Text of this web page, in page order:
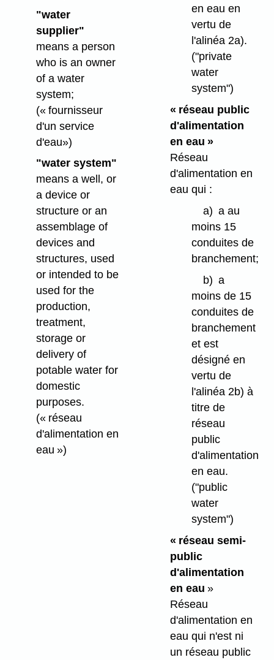
"water
supplier"
means a person
who is an owner
of a water
system;
(« fournisseur
d'un service
d'eau»)
"water system"
means a well, or
a device or
structure or an
assemblage of
devices and
structures, used
or intended to be
used for the
production,
treatment,
storage or
delivery of
potable water for
domestic
purposes.
(« réseau
d'alimentation en
eau »)
en eau en
vertu de
l'alinéa 2a).
("private
water
system")
« réseau public
d'alimentation
en eau »
Réseau
d'alimentation en
eau qui :
a) a au
moins 15
conduites de
branchement;
b) a
moins de 15
conduites de
branchement
et est
désigné en
vertu de
l'alinéa 2b) à
titre de
réseau
public
d'alimentation
en eau.
("public
water
system")
« réseau semi-
public
d'alimentation
en eau »
Réseau
d'alimentation en
eau qui n'est ni
un réseau public